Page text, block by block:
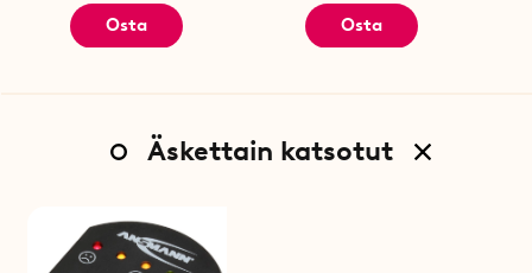
Osta Osta
Äskettain katsotut